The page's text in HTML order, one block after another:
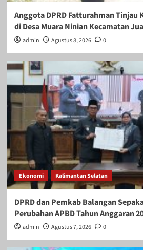
Anggota DPRD Fatturahman Tinjau
di Desa Muara Ninian Kecamatan
admin Agustus 8, 2026 0
Ekonomi Kalimantan Selatan
DPRD dan Pemkab Balangan
Perubahan APBD Tahun Anggaran
admin Agustus 7, 2026 0